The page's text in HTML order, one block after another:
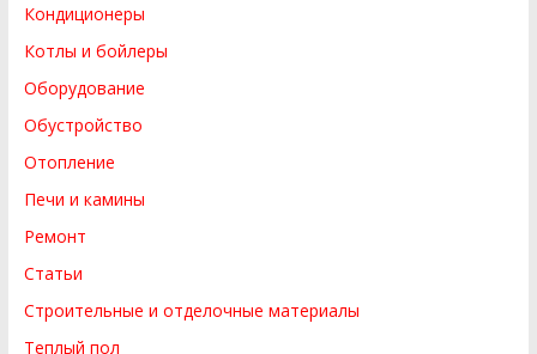
Кондиционеры
Котлы и бойлеры
Оборудование
Обустройство
Отопление
Печи и камины
Ремонт
Статьи
Строительные и отделочные материалы
Теплый пол